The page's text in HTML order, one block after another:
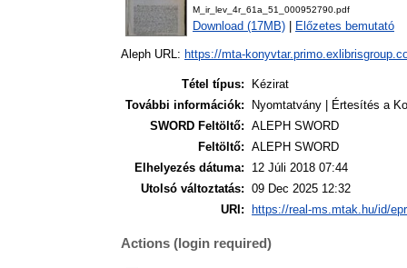
M_ir_lev_4r_61a_51_000952790.pdf
Download (17MB) Előzetes bemutató
Aleph URL: https://mta-
Tétel típus:
Kézirat
További információk:
Nyomtatvány | Értesítés a
SWORD Feltöltő: ALEPH SWORD
Feltöltő: ALEPH SWORD
Elhelyezés dátuma:
12 Júli 2018 07:44
Utolsó változtatás: 09 Dec 2025 12:32
URI:
https://real-ms.mtak.hu/id/
Actions (login required)